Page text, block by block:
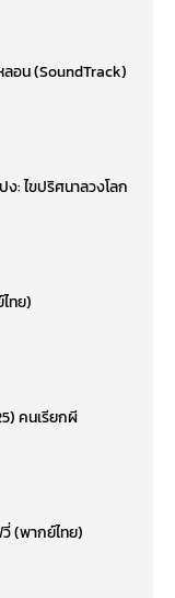
อน (SoundTrack)
: ไขปริศนาลวงโลก
ทย)
คนเรียกผี
วี่ (พากย์ไทย)